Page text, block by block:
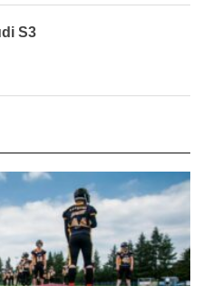
S3